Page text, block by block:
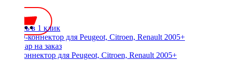
Купить в 1 клик
ISO-коннектор для Peugeot, Citroen, Renault 2005+